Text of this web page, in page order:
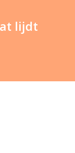
lijdt